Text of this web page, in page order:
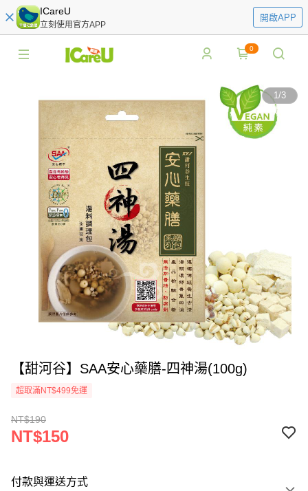
ICareU
立刻使用官方APP
開啟APP
0
1/3
【甜河谷】SAA安心藥膳-四神湯(100g)
超取滿NT$499免運
NT$190
NT$150
付款與運送方式